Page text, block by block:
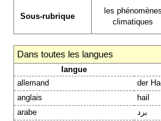
Sous-rubrique
les phénomènes
climatiques
Dans toutes les langues
langue
allemand
der
anglais
hail
arabe
برد